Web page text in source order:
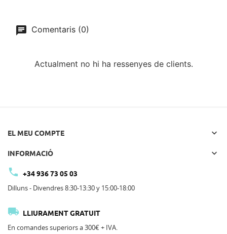
Comentaris (0)
Actualment no hi ha ressenyes de clients.
EL MEU COMPTE 
INFORMACIÓ 
 +34 936 73 05 03
Dilluns - Divendres 8:30-13:30 y 15:00-18:00
 LLIURAMENT GRATUIT
En comandes superiors a 300€ + IVA.